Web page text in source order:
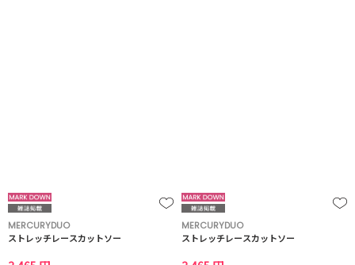
MERCURYDUO
ストレッチレースカットソー
MERCURYDUO
ストレッチレースカットソー